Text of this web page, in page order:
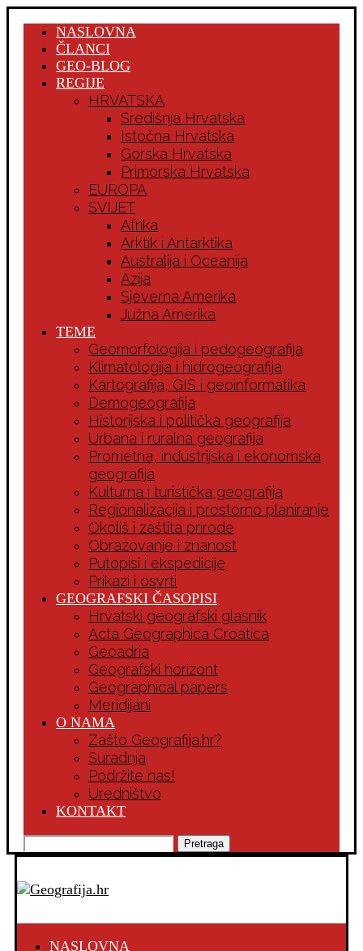
NASLOVNA
ČLANCI
GEO-BLOG
REGIJE
HRVATSKA
Središnja Hrvatska
Istočna Hrvatska
Gorska Hrvatska
Primorska Hrvatska
EUROPA
SVIJET
Afrika
Arktik i Antarktika
Australija i Oceanija
Azija
Sjeverna Amerika
Južna Amerika
TEME
Geomorfologija i pedogeografija
Klimatologija i hidrogeografija
Kartografija, GIS i geoinformatika
Demogeografija
Historijska i politička geografija
Urbana i ruralna geografija
Prometna, industrijska i ekonomska
geografija
Kulturna i turistička geografija
Regionalizacija i prostorno planiranje
Okoliš i zaštita prirode
Obrazovanje i znanost
Putopisi i ekspedicije
Prikazi i osvrti
GEOGRAFSKI ČASOPISI
Hrvatski geografski glasnik
Acta Geographica Croatica
Geoadria
Geografski horizont
Geographical papers
Meridijani
O NAMA
Zašto Geografija.hr?
Suradnja
Podržite nas!
Uredništvo
KONTAKT
Pretraga
NASLOVNA